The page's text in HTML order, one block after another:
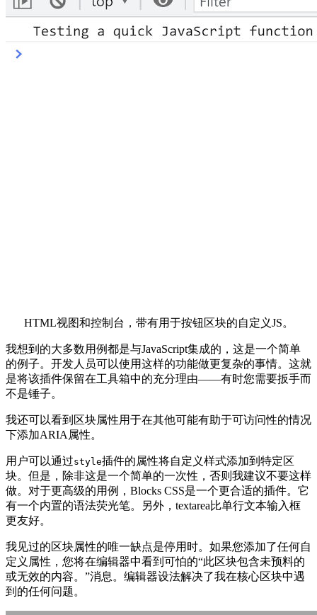
HTML视图和控制台，带有用于按钮区块的自定义JS。
我想到的大多数用例都是与JavaScript集成的，这是一个简单
的例子。开发人员可以使用这样的功能做更复杂的事情。这就
是将该插件保留在工具箱中的充分理由——有时您需要扳手而
不是锤子。
我还可以看到区块属性用于在其他可能有助于可访问性的情况
下添加ARIA属性。
用户可以通过style插件的属性将自定义样式添加到特定区
块。但是，除非这是一个简单的一次性，否则我建议不要这样
做。对于更高级的用例，Blocks CSS是一个更合适的插件。它
有一个内置的语法荧光笔。另外，textarea比单行文本输入框
更友好。
我见过的区块属性的唯一缺点是停用时。如果您添加了任何自
定义属性，您将在编辑器中看到可怕的“此区块包含未预料的
或无效的内容。”消息。编辑器设法解决了我在核心区块中遇
到的任何问题。